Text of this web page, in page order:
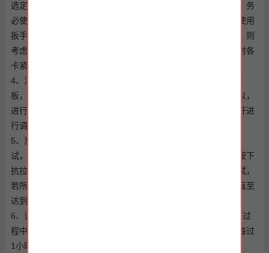
选定刀片是不是配套，对比准确无误后方可装刀，装刀完成后，务
必使用手摇式测试，首先关掉沾锡机开关电源，按下调摸钮，使用
扳手摇动主从动轮，使沾锡机冲压行程至很大，如手摇式不动，则
考虑是不是压力过大或其它问题，查验调试至可以。作业前需对各
卡紧螺丝做相对应查验并确定无松动。
4、注意装料：装上需要打的沾锡，使用内六角扳手调整进料压
板，使沾锡能够轻松通过，估测送料位置是不是适宜，若不可以，
进行调整，使用内六角扳手松开送料器卡紧螺丝，拧动调整缧杆进
行调整，直至佳状态，随后卡紧送料器卡紧螺丝，开始作业。
5、测试抗拉力：调机可以后，取废料线材试打，进行抗拉力测
试，主要参照值见《抗拉力测试对照表》具体步骤方法如下，按下
抗拉力测试归零键调为归零，将需测的沾锡线材夹好，进行测试，
若所测抗拉力不在标准范围内，请设备维修工人员重新调整，直至
达到标准值为止。
6、试产进行首件确定，检测可以，方可进行大批量生产，生产过
程中操作员务必自检所打沾锡是不是有包胶，吊颈等不良，并每过
1小时进行一次沾锡抗拉力测试。